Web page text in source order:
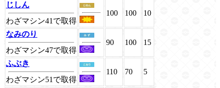
じしん
わざマシン41で取得
100 100 10
なみのり
わざマシン47で取得
90 100 15
ふぶき
わざマシン51で取得
110 70 5